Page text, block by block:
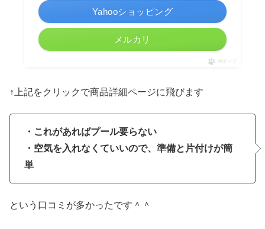
Yahooショッピング
メルカリ
ポチップ
↑上記をクリックで商品詳細ページに飛びます
・これがあればプール要らない
・空気を入れなくていいので、準備と片付けが簡
単
という口コミが多かったです＾＾